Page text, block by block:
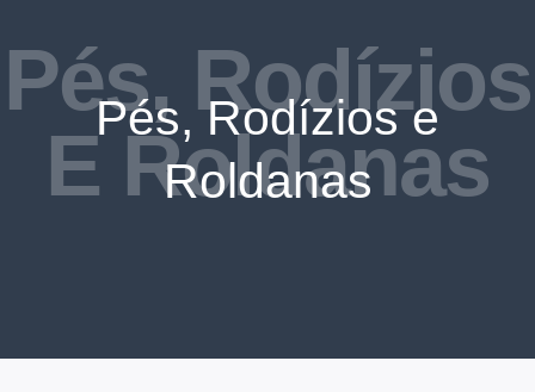
Pés, Rodízios
E Roldanas
Pés, Rodízios e
Roldanas